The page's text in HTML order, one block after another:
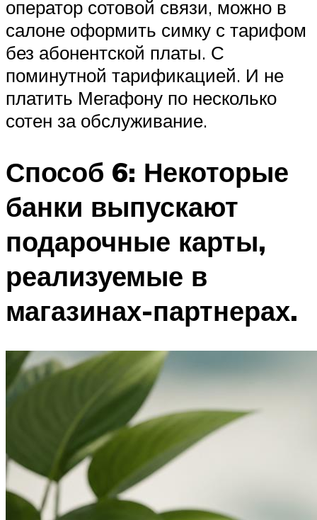
оператор сотовой связи, можно в
салоне оформить симку с тарифом
без абонентской платы. С
поминутной тарификацией. И не
платить Мегафону по несколько
сотен за обслуживание.
Способ 6: Некоторые
банки выпускают
подарочные карты,
реализуемые в
магазинах-партнерах.